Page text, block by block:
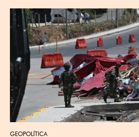
GEOPOLÍTICA